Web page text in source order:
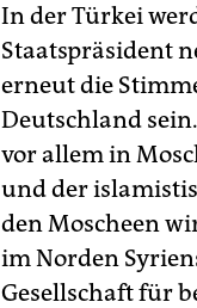
In der Türkei
Staatspräsident
erneut die
Deutschland
vor allem in
und der
den Moscheen
im Norden
Gesellschaft für